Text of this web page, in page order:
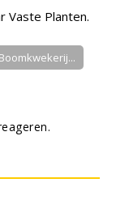
Vaste Planten.